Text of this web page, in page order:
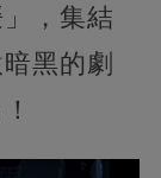
，集結
黑的劇